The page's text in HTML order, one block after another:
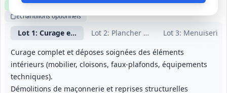
Lot 1: Curage et gros-œuvre
Lot 2: Plancher bois Lot 3:
Curage complet et déposes soignées des éléments
intérieurs (mobilier, cloisons, faux-plafonds, équipements
techniques).
Démolitions de maçonnerie et reprises structurelles
Clause environnementale Clause sociale Visiterequise
Échantillonsoptionnels